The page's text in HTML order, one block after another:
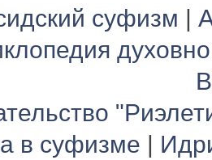
суфизм |
в суфизме |